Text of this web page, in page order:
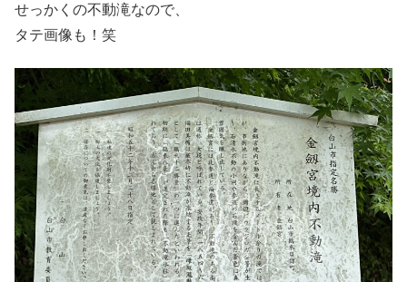
せっかくの不動滝なので、
タテ画像も！笑